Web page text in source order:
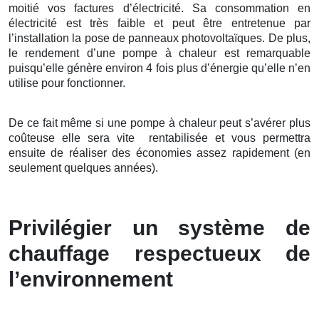
moitié vos factures d’électricité. Sa consommation en
électricité est très faible et peut être entretenue par
l’installation la pose de panneaux photovoltaïques. De plus,
le rendement d’une pompe à chaleur est remarquable
puisqu’elle génère environ 4 fois plus d’énergie qu’elle n’en
utilise pour fonctionner.
De ce fait même si une pompe à chaleur peut s’avérer plus
coûteuse elle sera vite rentabilisée et vous permettra
ensuite de réaliser des économies assez rapidement (en
seulement quelques années).
Privilégier un système de
chauffage respectueux de
l’environnement